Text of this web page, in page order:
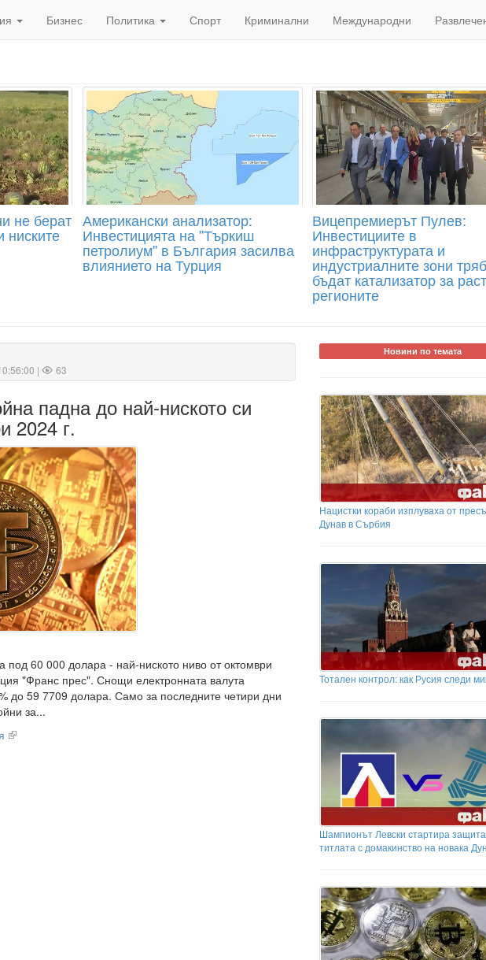
Бизнес Политика Спорт Криминални Международни
не берат
ниските
Американски анализатор:
Инвестицията на ''Търкиш
петролиум'' в България засилва
влиянието на Турция
Вицепремиерът Пулев:
Инвестициите в
инфраструктурата и
индустриалните зони
бъдат катализатор за
регионите
| 63
падна до най-ниското си
2024 г.
под 60 000 долара - най-ниското ниво от октомври
"Франс прес". Снощи електронната валута
до 59 7709 долара. Само за последните четири дни
за...
Новини по темата
Нацистки кораби изплуваха от
Дунав в Сърбия
Тотален контрол: как Русия следи
Шампионът Левски стартира
титлата с домакинство на новака